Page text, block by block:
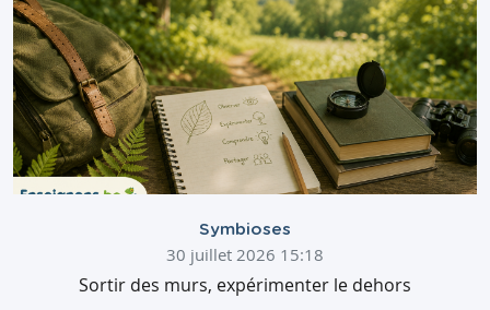
Symbioses
30 juillet 2026 15:18
Sortir des murs, expérimenter le dehors